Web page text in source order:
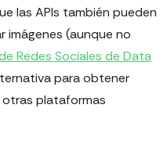
las APIs también pueden
imágenes (aunque no
Redes Sociales de Data
para obtener
plataformas